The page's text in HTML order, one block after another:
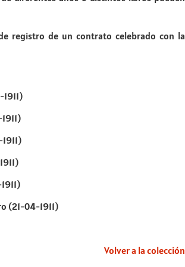
registro de un contrato celebrado con la
(21-04-1911)
Volver a la colección